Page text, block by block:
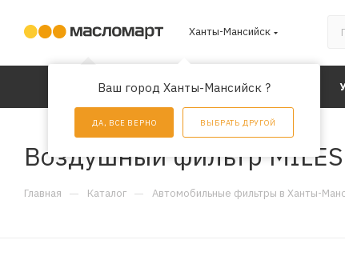
Ханты-Мансийск
Ваш город Ханты-Мансийск ?
ДА, ВСЕ ВЕРНО ВЫБРАТЬ ДРУГОЙ
КАТАЛОГ АКЦИИ
Воздушный фильтр
Главная — Каталог — Автомобильные фильтры в Ханты-